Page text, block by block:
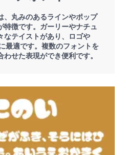
、丸みのあるラインやポップ
特徴です。ガーリーやナチュ
なテイストがあり、ロゴや
最適です。複数のフォントを
せた表現ができ便利です。